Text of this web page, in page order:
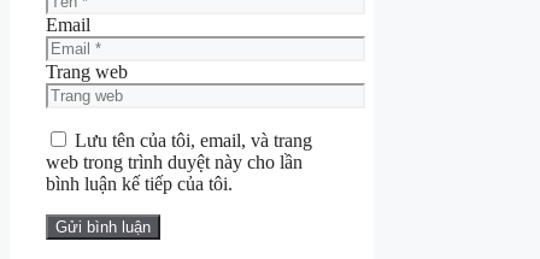
Email
Trang web
Lưu tên của tôi, email, và trang
web trong trình duyệt này cho lần
bình luận kế tiếp của tôi.